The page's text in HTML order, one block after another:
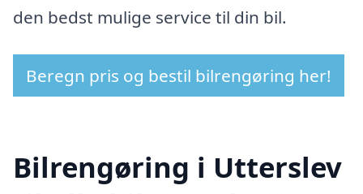
den bedst mulige service til din bil.
Beregn pris og bestil bilrengøring her!
Bilrengøring i Utterslev